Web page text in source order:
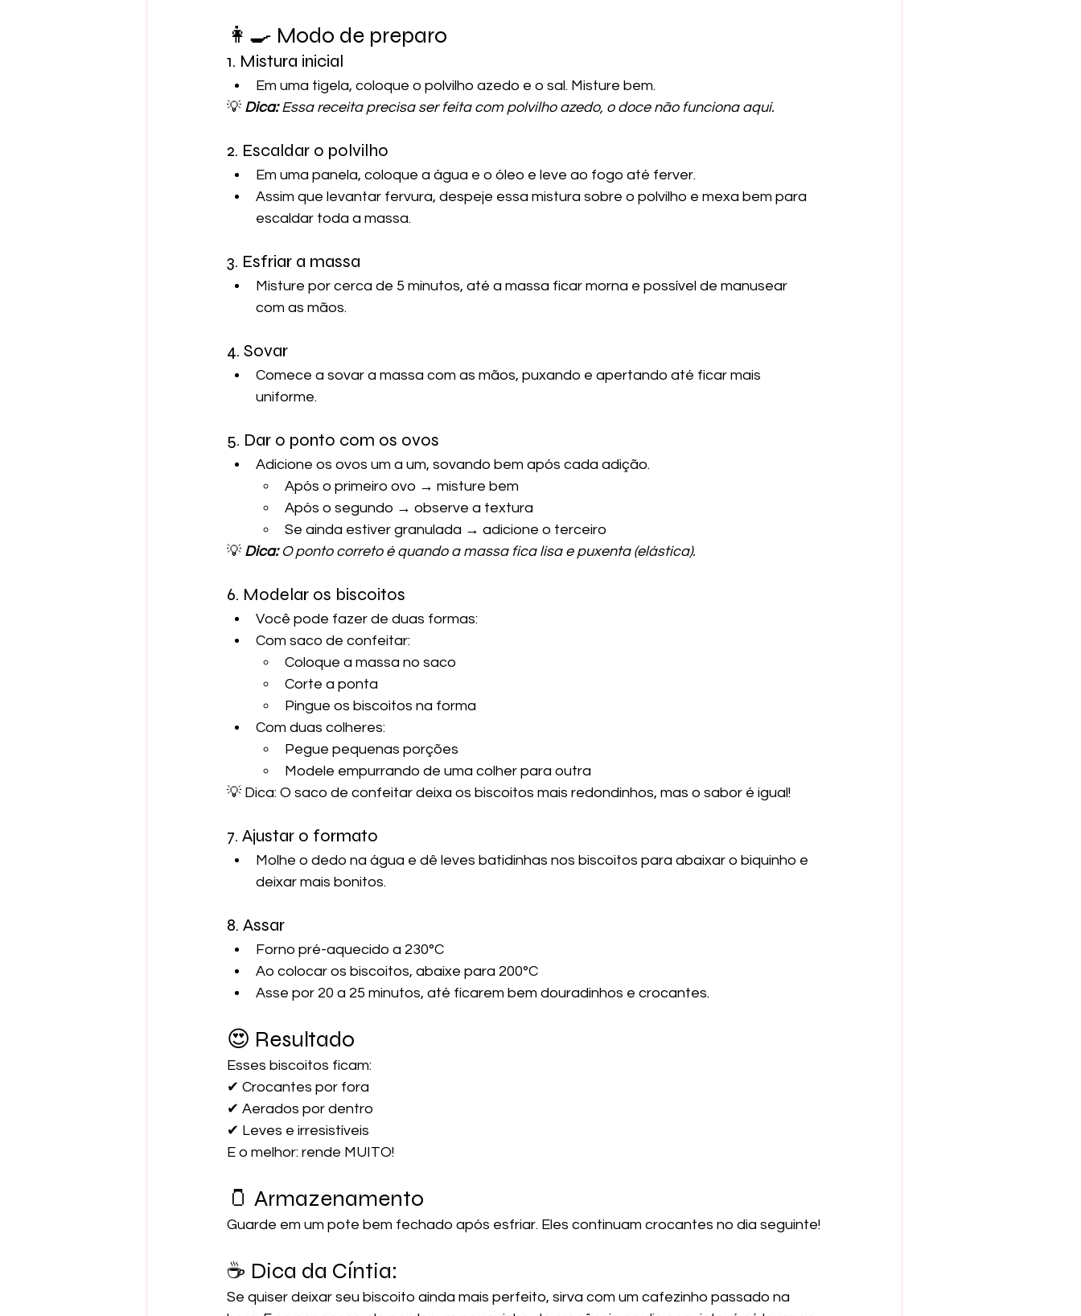
👩‍🍳 Modo de preparo
1. Mistura inicial
Em uma tigela, coloque o polvilho azedo e o sal. Misture bem.
💡 Dica: Essa receita precisa ser feita com polvilho azedo, o doce não funciona aqui.
2. Escaldar o polvilho
Em uma panela, coloque a água e o óleo e leve ao fogo até ferver.
Assim que levantar fervura, despeje essa mistura sobre o polvilho e mexa bem para
escaldar toda a massa.
3. Esfriar a massa
Misture por cerca de 5 minutos, até a massa ficar morna e possível de manusear
com as mãos.
4. Sovar
Comece a sovar a massa com as mãos, puxando e apertando até ficar mais
uniforme.
5. Dar o ponto com os ovos
Adicione os ovos um a um, sovando bem após cada adição.
Após o primeiro ovo → misture bem
Após o segundo → observe a textura
Se ainda estiver granulada → adicione o terceiro
💡 Dica: O ponto correto é quando a massa fica lisa e puxenta (elástica).
6. Modelar os biscoitos
Você pode fazer de duas formas:
Com saco de confeitar:
Coloque a massa no saco
Corte a ponta
Pingue os biscoitos na forma
Com duas colheres:
Pegue pequenas porções
Modele empurrando de uma colher para outra
💡 Dica: O saco de confeitar deixa os biscoitos mais redondinhos, mas o sabor é igual!
7. Ajustar o formato
Molhe o dedo na água e dê leves batidinhas nos biscoitos para abaixar o biquinho e
deixar mais bonitos.
8. Assar
Forno pré-aquecido a 230°C
Ao colocar os biscoitos, abaixe para 200°C
Asse por 20 a 25 minutos, até ficarem bem douradinhos e crocantes.
😍 Resultado
Esses biscoitos ficam:
✔ Crocantes por fora
✔ Aerados por dentro
✔ Leves e irresistíveis
E o melhor: rende MUITO!
🫙 Armazenamento
Guarde em um pote bem fechado após esfriar. Eles continuam crocantes no dia seguinte!
☕ Dica da Cíntia:
Se quiser deixar seu biscoito ainda mais perfeito, sirva com um cafezinho passado na